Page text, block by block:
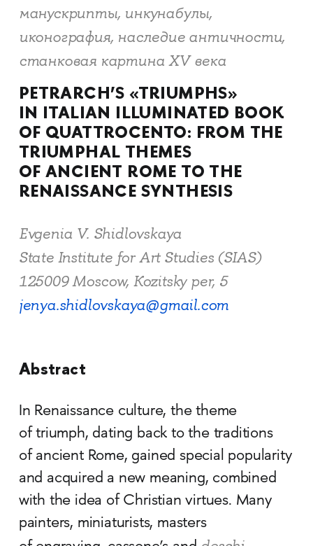
манускрипты, инкунабулы,
иконография, наследие античности,
станковая картина XV века
PETRARCH’S «TRIUMPHS»
IN ITALIAN ILLUMINATED BOOK
OF QUATTROCENTO: FROM THE
TRIUMPHAL THEMES
OF ANCIENT ROME TO THE
RENAISSANCE SYNTHESIS
Evgenia V. Shidlovskaya
State Institute for Art Studies (SIAS)
125009 Moscow, Kozitsky per, 5
jenya.shidlovskaya@gmail.com
Abstract
In Renaissance culture, the theme
of triumph, dating back to the traditions
of ancient Rome, gained special popularity
and acquired a new meaning, combined
with the idea of Christian virtues. Many
painters, miniaturists, masters